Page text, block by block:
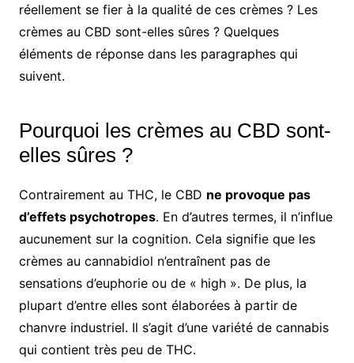
réellement se fier à la qualité de ces crèmes ? Les
crèmes au CBD sont-elles sûres ? Quelques
éléments de réponse dans les paragraphes qui
suivent.
Pourquoi les crèmes au CBD sont-
elles sûres ?
Contrairement au THC, le CBD ne provoque pas
d’effets psychotropes. En d’autres termes, il n’influe
aucunement sur la cognition. Cela signifie que les
crèmes au cannabidiol n’entraînent pas de
sensations d’euphorie ou de « high ». De plus, la
plupart d’entre elles sont élaborées à partir de
chanvre industriel. Il s’agit d’une variété de cannabis
qui contient très peu de THC.